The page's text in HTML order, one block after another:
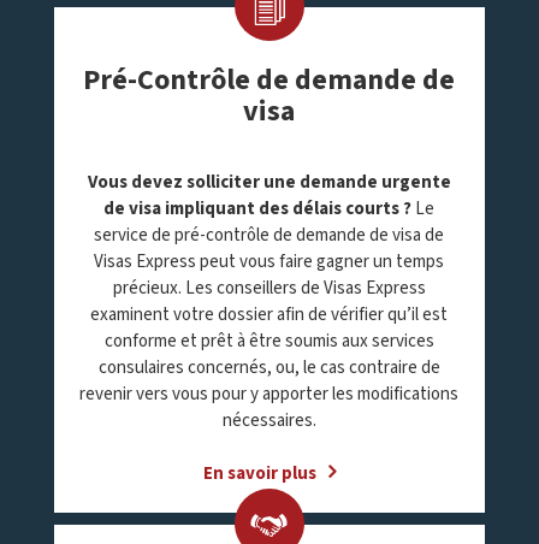
Pré-Contrôle de demande de
visa
Vous devez solliciter une demande urgente
de visa impliquant des délais courts ?Le
service de pré-contrôle de demande de visa de
Visas Express peut vous faire gagner un temps
précieux. Les conseillers de Visas Express
examinent votre dossier afin de vérifier qu’il est
conforme et prêt à être soumis aux services
consulaires concernés, ou, le cas contraire de
revenir vers vous pour y apporter les modifications
nécessaires.
En savoir plus